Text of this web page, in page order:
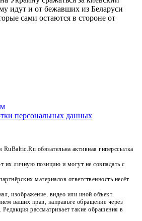
идут и от бежавших из Беларуси
сами остаются в стороне от
персональных данных
обязательна активная гиперссылка
их личную позицию и могут не совпадать с
материалов ответственность несёт
изображение, видео или иной объект
ваших прав, направьте обращение через
рассматривает такие обращения в